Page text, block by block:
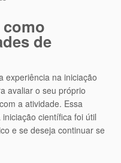
de
experiência na iniciação
avaliar o seu próprio
a atividade. Essa
científica foi útil
e se deseja continuar se